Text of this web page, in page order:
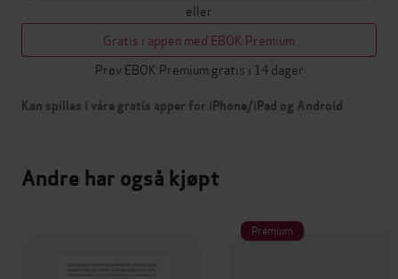
eller
Gratis i appen med EBOK Premium
Prøv EBOK Premium gratis i 14 dager
Kan spilles i våre gratis apper for iPhone/iPad og Android
Andre har også kjøpt
Premium